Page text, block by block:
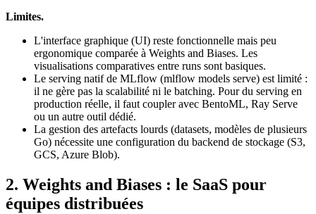
Limites.
L'interface graphique (UI) reste fonctionnelle mais peu
ergonomique comparée à Weights and Biases. Les
visualisations comparatives entre runs sont basiques.
Le serving natif de MLflow (mlflow models serve) est limité :
il ne gère pas la scalabilité ni le batching. Pour du serving en
production réelle, il faut coupler avec BentoML, Ray Serve
ou un autre outil dédié.
La gestion des artefacts lourds (datasets, modèles de plusieurs
Go) nécessite une configuration du backend de stockage (S3,
GCS, Azure Blob).
2. Weights and Biases : le SaaS pour
équipes distribuées